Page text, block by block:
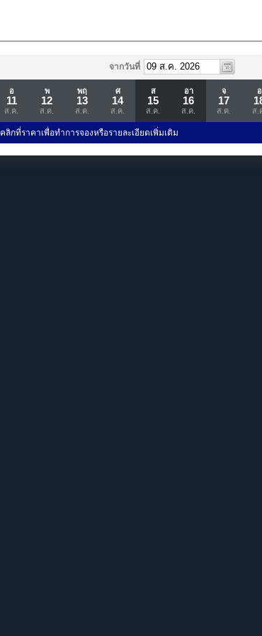
จากวันที่
อ
11
ส.ค.
พ
12
ส.ค.
พฤ
13
ส.ค.
ศ
14
ส.ค.
ส
15
ส.ค.
อา
16
ส.ค.
จ
17
ส.ค.
อ
ส.
คลิกที่ราคาเพื่อทำการจองหรือรายละเอียดเพิ่มเติม